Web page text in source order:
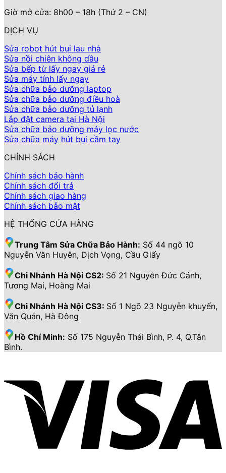
Giờ mở cửa: 8h00 – 18h (Thứ 2 – CN)
DỊCH VỤ
Sửa robot hút bụi lau nhà
Sửa nồi chiên không dầu
Sửa bếp từ lấy ngay giá rẻ
Sửa máy tính lấy ngay
Sửa chữa bảo dưỡng laptop
Sửa chữa bảo dưỡng điều hoà
Sửa chữa bảo dưỡng tủ lạnh
Lắp đặt camera tại Hà Nội
Sửa chữa bảo dưỡng máy lọc nước
Sửa chữa máy hút bụi cầm tay
CHÍNH SÁCH
Chính sách bảo hành
Chính sách đổi trả
Chính sách giao hàng
Chính sách bảo mật
HỆ THỐNG CỬA HÀNG
Trung Tâm Sửa Chữa Bảo Hành: Số 44 ngõ 10
Nguyễn Văn Huyên, Dịch Vọng, Cầu Giấy
Chi Nhánh Hà Nội CS2: Số 21 Nguyễn Đức Cảnh,
Tương Mai, Hoàng Mai
Chi Nhánh Hà Nội CS3: Số 1 Ngõ 23 Nguyễn khuyến,
Văn Quán, Hà Đông
Hồ Chí Minh: Số 175 Nguyễn Thái Bình, P. 4, Q.Tân
Bình.